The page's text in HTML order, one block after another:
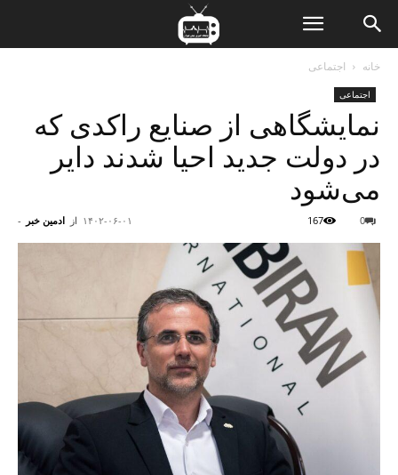
خانه اجتماعی
اجتماعی
نمایشگاهی از صنایع راکدی که
در دولت جدید احیا شدند دایر
می‌شود
از ادمین خبر - ۱۴۰۲-۰۶-۰۱ 0
167